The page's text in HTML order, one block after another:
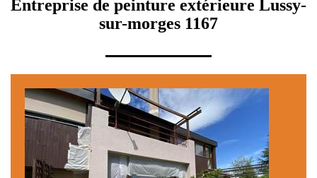
Entreprise de peinture extérieure Lussy-
sur-morges 1167